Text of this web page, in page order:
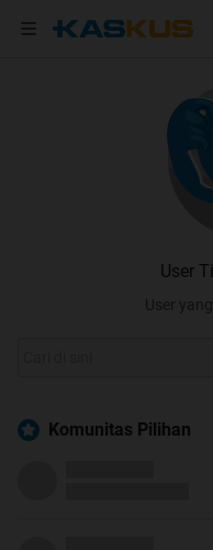
User
User
Komunitas Pilihan